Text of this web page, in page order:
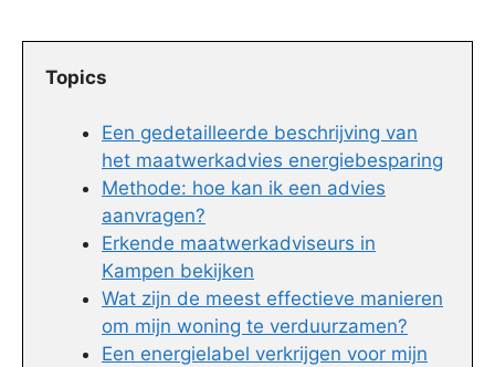
Topics
Een gedetailleerde beschrijving van
het maatwerkadvies energiebesparing
Methode: hoe kan ik een advies
aanvragen?
Erkende maatwerkadviseurs in
Kampen bekijken
Wat zijn de meest effectieve manieren
om mijn woning te verduurzamen?
Een energielabel verkrijgen voor mijn